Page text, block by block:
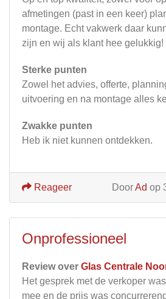
afmetingen (past in een keer)
montage. Echt vakwerk daar
zijn en wij als klant hee gelukkig!
Sterke punten
Zowel het advies, offerte,
uitvoering en na montage alles
Zwakke punten
Heb ik niet kunnen ontdekken.
DoorAd op
Reageer
Onprofessioneel
Review over Glas Centrale
Het gesprek met de verkoper
mee en de prijs was